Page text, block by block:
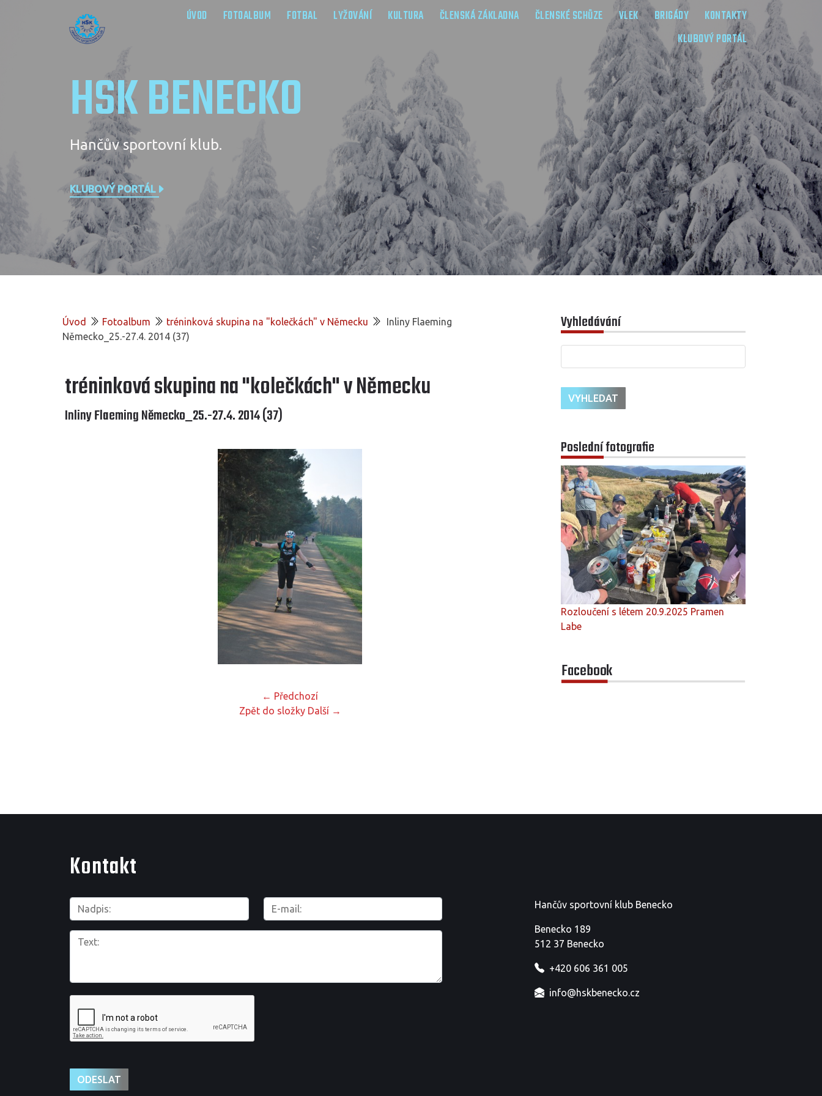
ÚVOD FOTOALBUM FOTBAL LYŽOVÁNÍ KULTURA ČLENSKÁ ZÁKLADNA ČLENSKÉ SCHŮZE VLEK BRIGÁDY
KONTAKTY
KLUBOVÝ PORTÁL
HSK BENECKO
Hančův sportovní klub.
KLUBOVÝ PORTÁL
Úvod Fotoalbum tréninková skupina na "kolečkách" v Německu
Inliny Flaeming
Německo_25.-27.4. 2014 (37)
tréninková skupina na "kolečkách" v Německu
Inliny Flaeming Německo_25.-27.4. 2014 (37)
← Předchozí
Zpět do složky Další →
Vyhledávání
Poslední fotografie
Rozloučení s létem 20.9.2025 Pramen
Labe
Facebook
Kontakt
Hančův sportovní klub Benecko
Benecko 189
512 37 Benecko
+420 606 361 005
info@hskbenecko.cz